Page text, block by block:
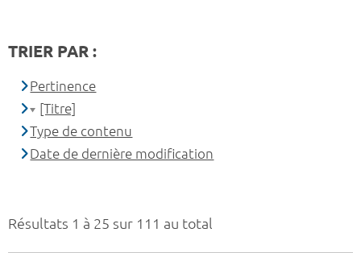
Résultats 1 à 25 sur 111 au total
TRIER PAR :
Pertinence
[Titre]
Type de contenu
Date de dernière modification